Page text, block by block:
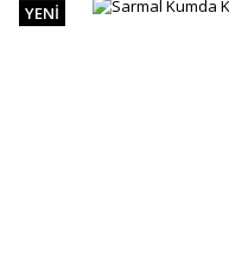
YENİ